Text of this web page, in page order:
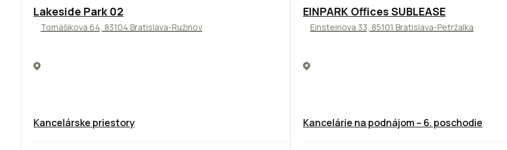
ODPORÚČAME
Lakeside Park 02
Tomášikova 64, 83104 Bratislava-Ružinov
Kancelárske priestory
TOP ODPORÚČAME
EINPARK Offices SUBLEASE
Einsteinova 33, 85101 Bratislava-Petržalka
Kancelárie na podnájom – 6. poschodie